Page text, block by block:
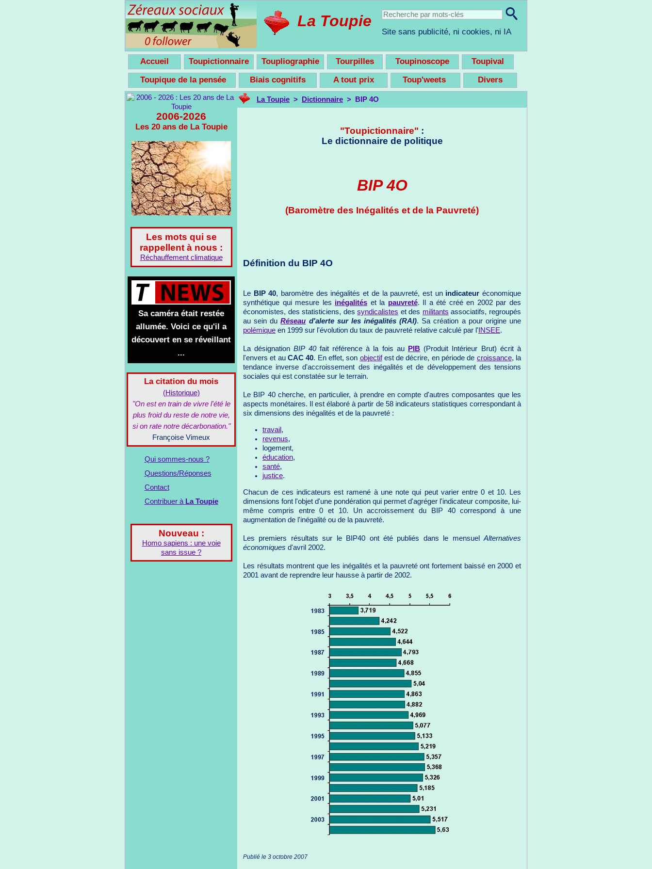
La Toupie
Site sans publicité, ni cookies, ni IA
Accueil Toupictionnaire Toupliographie Tourpilles Toupinoscope
Toupival
Toupique de la pensée
Biais cognitifs A tout prix Toup'weets Divers
2006-2026
Les 20 ans de La Toupie
Les mots qui se
rappellent à nous :
Réchauffement climatique
Sa caméra était restée
allumée. Voici ce qu'il a
découvert en se réveillant
...
La citation du mois
(Historique)
"On est en train de vivre l'été le
plus froid du reste de notre vie,
si on rate notre décarbonation."
Françoise Vimeux
Qui sommes-nous ?
Questions/Réponses
Contact
Contribuer à La Toupie
Nouveau :
Homo sapiens : une voie
sans issue ?
La Toupie > Dictionnaire > BIP 4O
"Toupictionnaire" :
Le dictionnaire de politique
BIP 4O
(Baromètre des Inégalités et de la Pauvreté)
Définition du BIP 4O
Le BIP 40, baromètre des inégalités et de la pauvreté, est un indicateur économique
synthétique qui mesure les inégalités et la pauvreté. Il a été créé en 2002 par des
économistes, des statisticiens, dessyndicalistes et des militants associatifs, regroupés
au sein duRéseau d'alerte sur les inégalités (RAI). Sa création a pour origine une
polémique en 1999 sur l'évolution du taux de pauvreté relative calculé par l' INSEE.
La désignationBIP 40fait référence à la fois au PIB (Produit Intérieur Brut) écrit à
l'envers et au CAC 40. En effet, son objectifest de décrire, en période de croissance, la
tendance inverse d'accroissement des inégalités et de développement des tensions
sociales qui est constatée sur le terrain.
Le BIP 40 cherche, en particulier, à prendre en compte d'autres composantes que les
aspects monétaires. Il est élaboré à partir de 58 indicateurs statistiques correspondant à
six dimensions des inégalités et de la pauvreté :
travail ,
revenus,
logement,
éducation,
santé,
justice.
Chacun de ces indicateurs est ramené à une note qui peut varier entre 0 et 10. Les
dimensions font l'objet d'une pondération qui permet d'agréger l'indicateur composite, lui-
même compris entre 0 et 10. Un accroissement du BIP 40 correspond à une
augmentation de l'inégalité ou de la pauvreté.
Les premiers résultats sur le BIP40 ont été publiés dans le mensuel Alternatives
économiques d'avril 2002.
Les résultats montrent que les inégalités et la pauvreté ont fortement baissé en 2000 et
2001 avant de reprendre leur hausse à partir de 2002.
Publié le 3 octobre 2007